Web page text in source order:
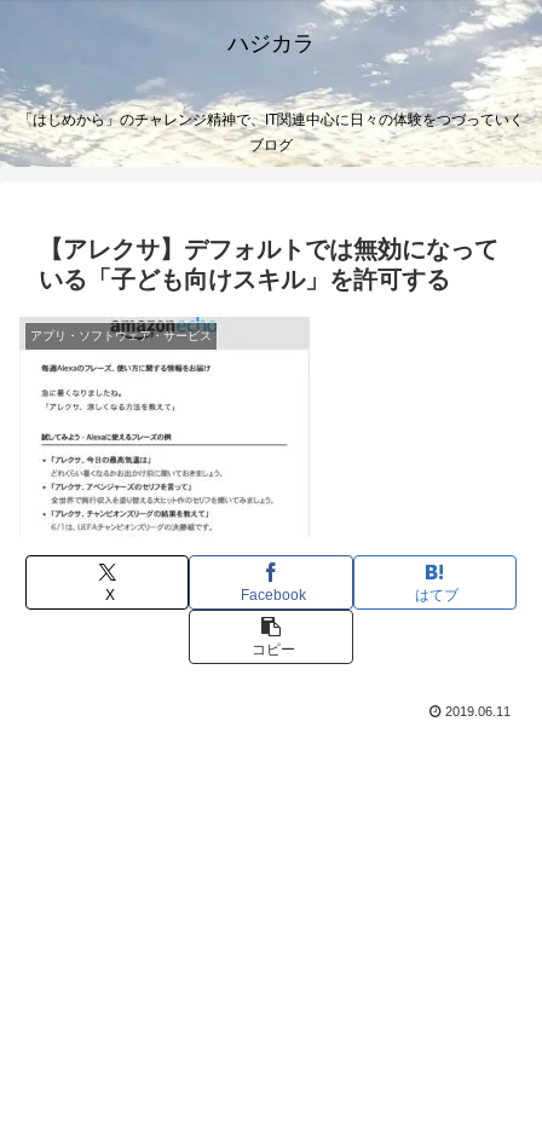
ハジカラ
「はじめから」のチャレンジ精神で、IT関連中心に日々の体験をつづっていく
ブログ
【アレクサ】デフォルトでは無効になって
いる「子ども向けスキル」を許可する
アプリ・ソフトウェア・サービス
X Facebook はてブ
コピー
2019.06.11